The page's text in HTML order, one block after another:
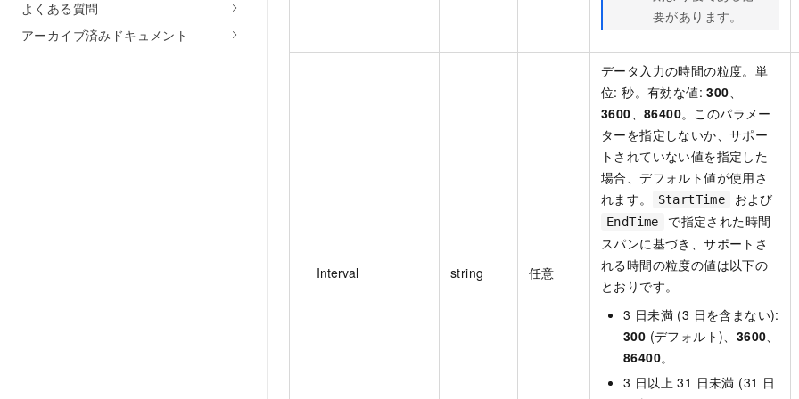
よくある質問
アーカイブ済みドキュメント
要があります。
Interval string 任意
データ入力の時間の粒度。単
位: 秒。有効な値:300
3600 、86400。このパラメー
ターを指定しないか、サポー
トされていない値を指定した
場合、デフォルト値が使用さ
れます。
StartTime および
EndTime
で指定された時間
スパンに基づき、サポートさ
れる時間の粒度の値は以下の
とおりです。
3 日未満 (3 日を含まない):
300 (デフォルト)、 3600
86400。
3 日以上 31 日未満 (31 日